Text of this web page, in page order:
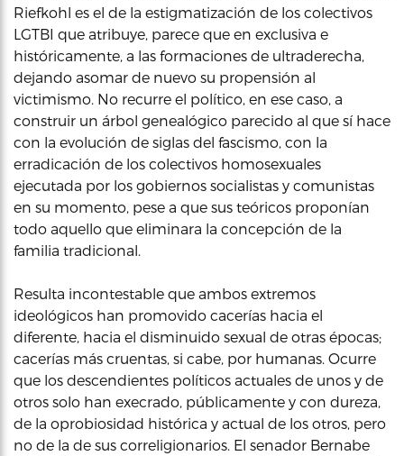
Riefkohl es el de la estigmatización de los colectivos
LGTBI que atribuye, parece que en exclusiva e
históricamente, a las formaciones de ultraderecha,
dejando asomar de nuevo su propensión al
victimismo. No recurre el político, en ese caso, a
construir un árbol genealógico parecido al que sí hace
con la evolución de siglas del fascismo, con la
erradicación de los colectivos homosexuales
ejecutada por los gobiernos socialistas y comunistas
en su momento, pese a que sus teóricos proponían
todo aquello que eliminara la concepción de la
familia tradicional.
Resulta incontestable que ambos extremos
ideológicos han promovido cacerías hacia el
diferente, hacia el disminuido sexual de otras épocas;
cacerías más cruentas, si cabe, por humanas. Ocurre
que los descendientes políticos actuales de unos y de
otros solo han execrado, públicamente y con dureza,
de la oprobiosidad histórica y actual de los otros, pero
no de la de sus correligionarios. El senador Bernabe